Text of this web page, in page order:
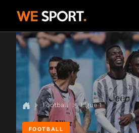
Football Ligue 1
FOOTBALL